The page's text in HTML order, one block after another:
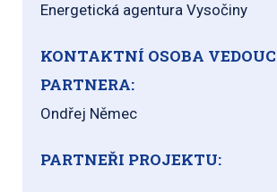
Energetická agentura Vysočiny
KONTAKTNÍ OSOBA
PARTNERA:
Ondřej Němec
PARTNEŘI PROJEKTU: